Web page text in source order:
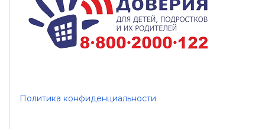
Политика конфиденциальности